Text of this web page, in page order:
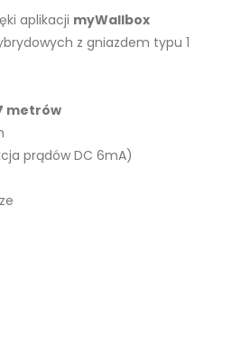
aplikacji myWallbox
z gniazdem typu 1
metrów
prądów DC 6mA)